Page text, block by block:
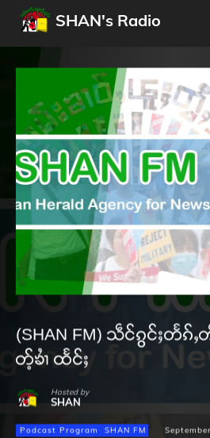
SHAN's Radio
(SHAN FM) သဵင်ၵွင်ႈတႅၵ်
တ့်ၶၢႆ ထႅင်ႈ
Hosted by
SHAN
Podcast Program SHAN FM